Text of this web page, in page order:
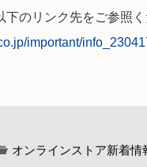
のリンク先をご参照く
important/
オンラインストア新着情